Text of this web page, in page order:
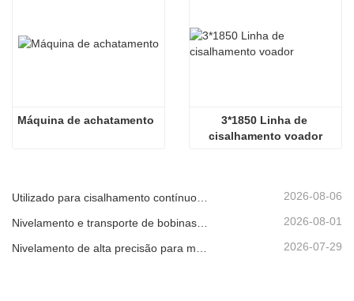
Máquina de achatamento
3*1850 Linha de
cisalhamento voador
2026-08-06
2026-08-01
Nivelamento de alta precisão para melhorar a planicidade da chapa 2026-07-29